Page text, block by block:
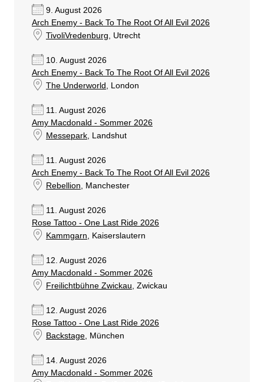
9. August 2026
Arch Enemy - Back To The Root Of All Evil 2026
TivoliVredenburg , Utrecht
10. August 2026
Arch Enemy - Back To The Root Of All Evil 2026
The Underworld , London
11. August 2026
Amy Macdonald - Sommer 2026
Messepark, Landshut
11. August 2026
Arch Enemy - Back To The Root Of All Evil 2026
Rebellion , Manchester
11. August 2026
Rose Tattoo - One Last Ride 2026
Kammgarn , Kaiserslautern
12. August 2026
Amy Macdonald - Sommer 2026
Freilichtbühne Zwickau , Zwickau
12. August 2026
Rose Tattoo - One Last Ride 2026
Backstage, München
14. August 2026
Amy Macdonald - Sommer 2026